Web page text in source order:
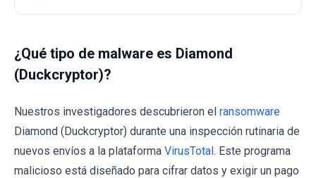
¿Qué tipo de malware es Diamond
(Duckcryptor)?
Nuestros investigadores descubrieron el ransomware
Diamond (Duckcryptor) durante una inspección rutinaria de
nuevos envíos a la plataforma VirusTotal. Este programa
malicioso está diseñado para cifrar datos y exigir un pago